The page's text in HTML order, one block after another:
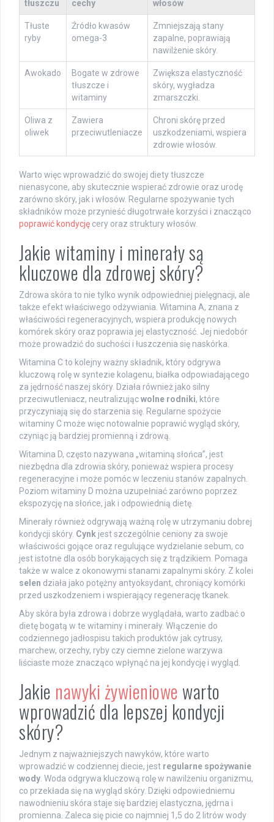
tłuszczu cechy włosów
Tłuste
ryby
Źródło kwasów
omega-3
Zmniejszają stany
zapalne, poprawiają
nawilżenie skóry.
Awokado
Bogate w zdrowe
tłuszcze i
witaminy
Zwiększa elastyczność
skóry, wygładza
zmarszczki.
Oliwa z
oliwek
Zawiera
przeciwutleniacze
Chroni skórę przed
uszkodzeniami, wspiera
zdrowie włosów.
Warto więc wprowadzić do swojej diety tłuszcze
nienasycone, aby skutecznie wspierać zdrowie oraz urodę
zarówno skóry, jak i włosów. Regularne spożywanie tych
składników może przynieść długotrwałe korzyści i znacząco
poprawić kondycję cery oraz struktury włosów.
Jakie witaminy i minerały są
kluczowe dla zdrowej skóry?
Zdrowa skóra to nie tylko wynik odpowiedniej pielęgnacji, ale
także efekt właściwego odżywiania. Witamina A, znana z
właściwości regeneracyjnych, wspiera produkcję nowych
komórek skóry oraz poprawia jej elastyczność. Jej niedobór
może prowadzić do suchości i łuszczenia się naskórka.
Witamina C to kolejny ważny składnik, który odgrywa
kluczową rolę w syntezie kolagenu, białka odpowiadającego
za jędrność naszej skóry. Działa również jako silny
przeciwutleniacz, neutralizującwolne rodniki, które
przyczyniają się do starzenia się. Regularne spożycie
witaminy C może więc notowalnie poprawić wygląd skóry,
czyniąc ją bardziej promienną i zdrową.
Witamina D, często nazywana „witaminą słońca”, jest
niezbędna dla zdrowia skóry, ponieważ wspiera procesy
regeneracyjne i może pomóc w leczeniu stanów zapalnych.
Poziom witaminy D można uzupełniać zarówno poprzez
ekspozycję na słońce, jak i odpowiednią dietę.
Minerały również odgrywają ważną rolę w utrzymaniu dobrej
kondycji skóry. Cynk jest szczególnie ceniony za swoje
właściwości gojące oraz regulujące wydzielanie sebum, co
jest istotne dla osób borykających się z trądzikiem. Pomaga
także w walce z okonowymi stanami zapalnymi skóry. Z kolei
selen działa jako potężny antyoksydant, chroniący komórki
przed uszkodzeniem i wspierający regenerację tkanek.
Aby skóra była zdrowa i dobrze wyglądała, warto zadbać o
dietę bogatą w te witaminy i minerały. Włączenie do
codziennego jadłospisu takich produktów jak cytrusy,
marchew, orzechy, ryby czy ciemne zielone warzywa
liściaste może znacząco wpłynąć na jej kondycję i wygląd.
Jakie nawyki żywieniowe warto
wprowadzić dla lepszej kondycji
skóry?
Jednym z najważniejszych nawyków, które warto
wprowadzić w codziennej diecie, jest regularne spożywanie
wody. Woda odgrywa kluczową rolę w nawilżeniu organizmu,
co przekłada się na wygląd skóry. Dzięki odpowiedniemu
nawodnieniu skóra staje się bardziej elastyczna, jędrna i
promienna. Zaleca się picie co najmniej 1,5 do 2 litrów wody